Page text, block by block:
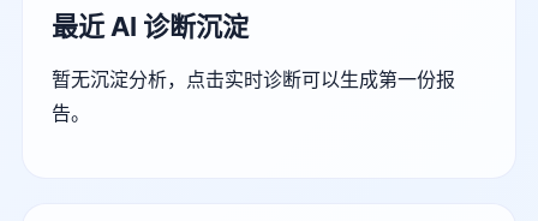
最近 AI 诊断沉淀
暂无沉淀分析，点击实时诊断可以生成第一份报
告。